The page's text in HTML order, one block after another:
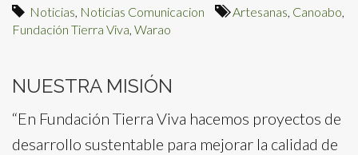
Noticias, Noticias Comunicacion Artesanas, Canoabo,
Fundación Tierra Viva, Warao
NUESTRA MISIÓN
“En Fundación Tierra Viva hacemos proyectos de
desarrollo sustentable para mejorar la calidad de